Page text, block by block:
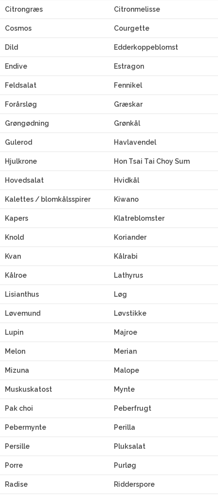
Citrongræs Citronmelisse
Cosmos Courgette
Dild Edderkoppeblomst
Endive Estragon
Feldsalat Fennikel
Forårsløg Græskar
Grøngødning Grønkål
Gulerod Havlavendel
Hjulkrone Hon Tsai Tai Choy Sum
Hovedsalat Hvidkål
Kalettes / blomkålsspirer Kiwano
Kapers Klatreblomster
Knold Koriander
Kvan Kålrabi
Kålroe Lathyrus
Lisianthus Løg
Løvemund Løvstikke
Lupin Majroe
Melon Merian
Mizuna Malope
Muskuskatost Mynte
Pak choi Peberfrugt
Pebermynte Perilla
Persille Pluksalat
Porre Purløg
Radise Ridderspore